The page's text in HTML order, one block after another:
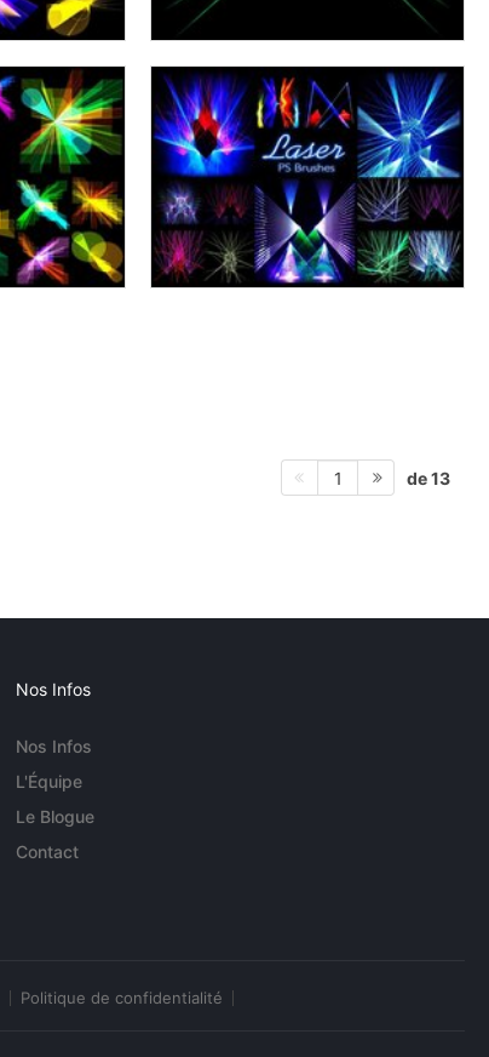
1 de 13
Nos Infos
Nos Infos
L'Équipe
Le Blogue
Contact
Politique de confidentialité